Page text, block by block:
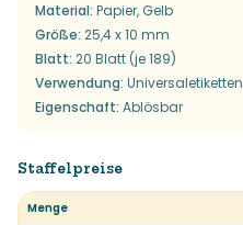
Material: Papier, Gelb
Größe: 25,4 x 10 mm
Blatt: 20 Blatt (je 189)
Verwendung: Universaletiketten
Eigenschaft: Ablösbar
Staffelpreise
Menge